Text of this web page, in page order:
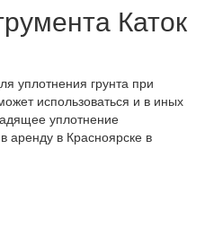
Каток
уплотнения грунта при
использоваться и в иных
уплотнение
аренду в Красноярске в